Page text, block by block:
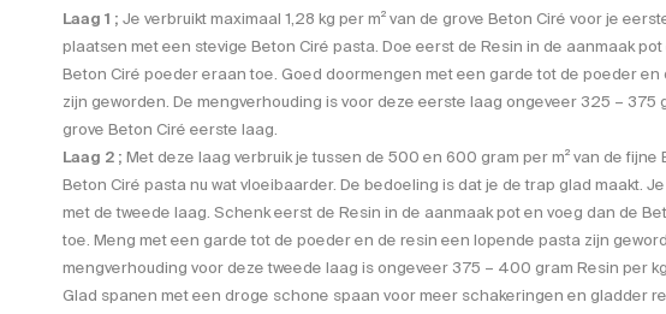
Laag 1 ; Je verbruikt maximaal 1,28 kg per m² van de grove Beton Ciré voor je
plaatsen met een stevige Beton Ciré pasta. Doe eerst de Resin in de aanmaak
Beton Ciré poeder eraan toe. Goed doormengen met een garde tot de poeder en
zijn geworden. De mengverhouding is voor deze eerste laag ongeveer 325 – 375
grove Beton Ciré eerste laag.
Laag 2 ; Met deze laag verbruik je tussen de 500 en 600 gram per m² van de fijne
Beton Ciré pasta nu wat vloeibaarder. De bedoeling is dat je de trap glad maakt.
met de tweede laag. Schenk eerst de Resin in de aanmaak pot en voeg dan de
toe. Meng met een garde tot de poeder en de resin een lopende pasta zijn
mengverhouding voor deze tweede laag is ongeveer 375 – 400 gram Resin per
Glad spanen met een droge schone spaan voor meer schakeringen en gladder